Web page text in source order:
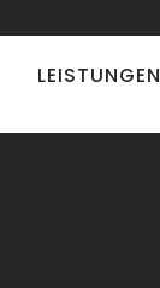
LEISTUNGEN